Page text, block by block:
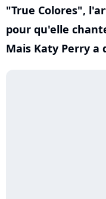
"True Colores",
pour qu'elle
Mais Katy Perry